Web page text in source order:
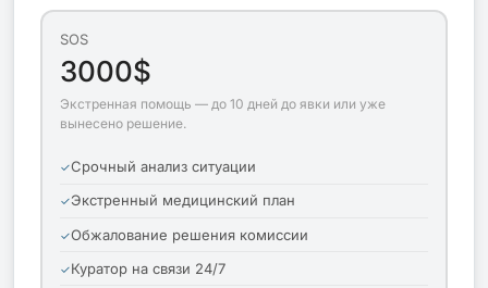
SOS
3000$
Экстренная помощь — до 10 дней до явки или уже
вынесено решение.
Срочный анализ ситуации
Экстренный медицинский план
Обжалование решения комиссии
Куратор на связи 24/7